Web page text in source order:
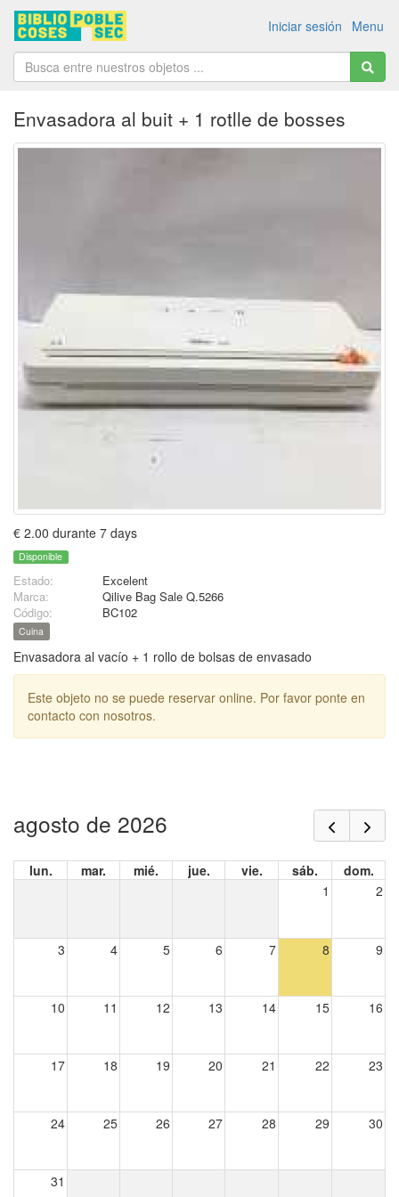
Menu
Iniciar sesión
Envasadora al buit + 1 rotlle de bosses
€ 2.00 durante 7 days
Disponible
Estado:
Excelent
Marca:
Qilive Bag Sale Q.5266
Código:
BC102
Cuina
Envasadora al vacío + 1 rollo de bolsas de envasado
Este objeto no se puede reservar online. Por favor ponte en
contacto con nosotros.
agosto de 2026
lun. mar. mié. jue. vie. sáb.
dom.
1
2
3 4 5 6 7 8 9
10 11 12 13 14 15 16
17 18 19 20 21 22 23
24 25 26 27 28 29 30
31